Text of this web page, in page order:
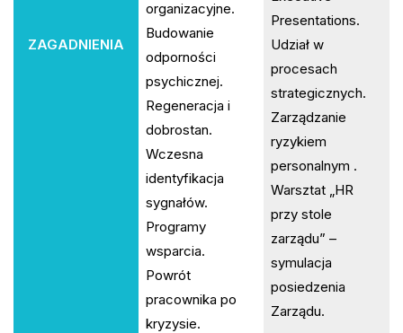
ZAGADNIENIA
organizacyjne.
Budowanie
odporności
psychicznej.
Regeneracja i
dobrostan.
Wczesna
identyfikacja
sygnałów.
Programy
wsparcia.
Powrót
pracownika po
kryzysie.
Presentations.
Udział w
procesach
strategicznych.
Zarządzanie
ryzykiem
personalnym .
Warsztat „HR
przy stole
zarządu” –
symulacja
posiedzenia
Zarządu.